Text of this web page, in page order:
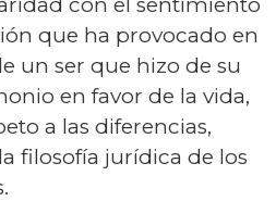
que ha provocado en
un ser que hizo de su
en favor de la vida,
a las diferencias,
filosofía jurídica de los